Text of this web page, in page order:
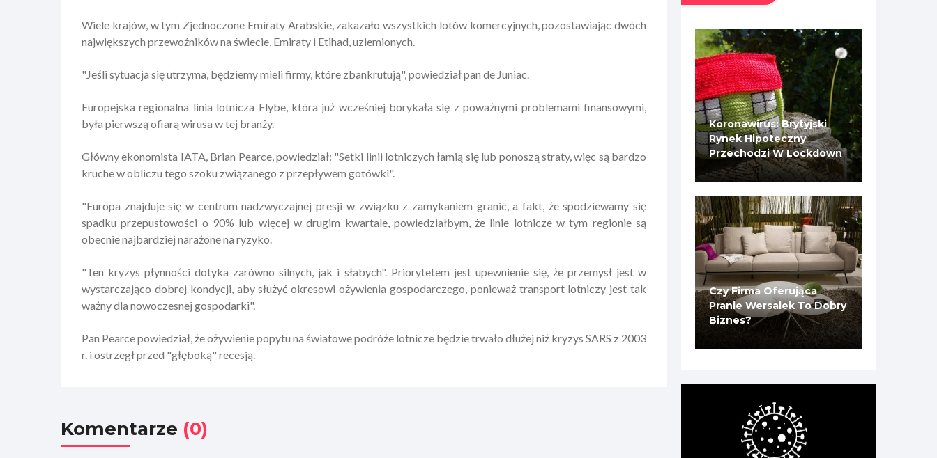
Wiele krajów, w tym Zjednoczone Emiraty Arabskie, zakazało wszystkich lotów komercyjnych, pozostawiając dwóch
największych przewoźników na świecie, Emiraty i Etihad, uziemionych.
"Jeśli sytuacja się utrzyma, będziemy mieli firmy, które zbankrutują", powiedział pan de Juniac.
Europejska regionalna linia lotnicza Flybe, która już wcześniej borykała się z poważnymi problemami finansowymi,
była pierwszą ofiarą wirusa w tej branży.
Główny ekonomista IATA, Brian Pearce, powiedział: "Setki linii lotniczych łamią się lub ponoszą straty, więc są bardzo
kruche w obliczu tego szoku związanego z przepływem gotówki".
"Europa znajduje się w centrum nadzwyczajnej presji w związku z zamykaniem granic, a fakt, że spodziewamy się
spadku przepustowości o 90% lub więcej w drugim kwartale, powiedziałbym, że linie lotnicze w tym regionie są
obecnie najbardziej narażone na ryzyko.
"Ten kryzys płynności dotyka zarówno silnych, jak i słabych". Priorytetem jest upewnienie się, że przemysł jest w
wystarczająco dobrej kondycji, aby służyć okresowi ożywienia gospodarczego, ponieważ transport lotniczy jest tak
ważny dla nowoczesnej gospodarki".
Pan Pearce powiedział, że ożywienie popytu na światowe podróże lotnicze będzie trwało dłużej niż kryzys SARS z 2003
r. i ostrzegł przed "głęboką" recesją.
Komentarze (0)
Koronawirus: Brytyjski
Rynek Hipoteczny
Przechodzi W Lockdown
Czy Firma Oferująca
Pranie Wersalek To Dobry
Biznes?